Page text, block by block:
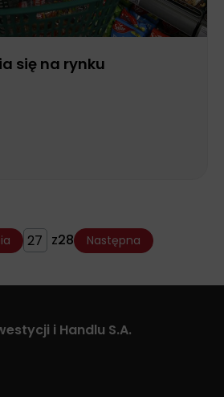
się na rynku
z28 Następna
i Handlu S.A.